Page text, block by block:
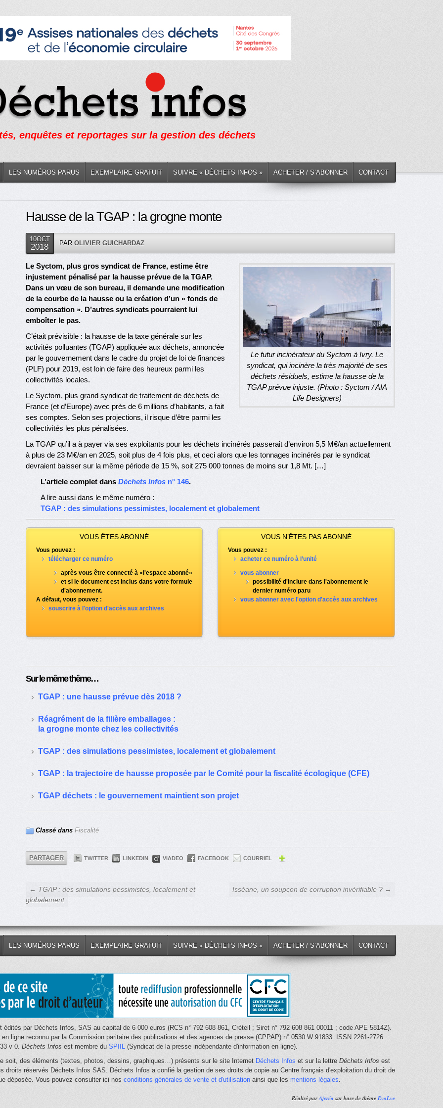
enquêtes et reportages sur la gestion des déchets
LES NUMÉROS PARUS EXEMPLAIRE GRATUIT SUIVRE « DÉCHETS INFOS » ACHETER / S’ABONNER CONTACT
Hausse de la TGAP : la grogne monte
10OCT
2018 PAR OLIVIER GUICHARDAZ
Le futur incinérateur du Syctom à Ivry. Le
syndicat, qui incinère la très majorité de ses
déchets résiduels, estime la hausse de la
TGAP prévue injuste. (Photo : Syctom / AIA
Life Designers)
Le Syctom, plus gros syndicat de France, estime être
injustement pénalisé par la hausse prévue de la TGAP.
Dans un vœu de son bureau, il demande une modification
de la courbe de la hausse ou la création d’un « fonds de
compensation ». D’autres syndicats pourraient lui
emboîter le pas.
C’était prévisible : la hausse de la taxe générale sur les
activités polluantes (TGAP) appliquée aux déchets, annoncée
par le gouvernement dans le cadre du projet de loi de finances
(PLF) pour 2019, est loin de faire des heureux parmi les
collectivités locales.
Le Syctom, plus grand syndicat de traitement de déchets de
France (et d’Europe) avec près de 6 millions d’habitants, a fait
ses comptes. Selon ses projections, il risque d’être parmi les
collectivités les plus pénalisées.
La TGAP qu’il a à payer via ses exploitants pour les déchets incinérés passerait d’environ 5,5 M€/an actuellement
à plus de 23 M€/an en 2025, soit plus de 4 fois plus, et ceci alors que les tonnages incinérés par le syndicat
devraient baisser sur la même période de 15 %, soit 275 000 tonnes de moins sur 1,8 Mt. […]
L’article complet dans Déchets Infosn° 146.
A lire aussi dans le même numéro :
TGAP : des simulations pessimistes, localement et globalement
VOUS ÊTES ABONNÉ
Vous pouvez :
télécharger ce numéro
après vous être connecté à «l'espace abonné»
et si le document est inclus dans votre formule
d'abonnement.
A défaut, vous pouvez :
souscrire à l'option d'accès aux archives
VOUS N’ÊTES PAS ABONNÉ
Vous pouvez :
acheter ce numéro à l’unité
vous abonner
possibilité d'inclure dans l'abonnement le
dernier numéro paru
vous abonner avec l'option d'accès aux archives
Sur le même thême…
TGAP : une hausse prévue dès 2018 ?
Réagrément de la filière emballages :
la grogne monte chez les collectivités
TGAP : des simulations pessimistes, localement et globalement
TGAP : la trajectoire de hausse proposée par le Comité pour la fiscalité écologique (CFE)
TGAP déchets : le gouvernement maintient son projet
Classé dans Fiscalité
PARTAGER TWITTER LINKEDIN VIADEO FACEBOOK COURRIEL
← TGAP : des simulations pessimistes, localement et
globalement
Isséane, un soupçon de corruption invérifiable ? →
LES NUMÉROS PARUS EXEMPLAIRE GRATUIT SUIVRE « DÉCHETS INFOS » ACHETER / S’ABONNER CONTACT
édités par Déchets Infos, SAS au capital de 6 000 euros (RCS n° 792 608 861, Créteil ; Siret n° 792 608 861 00011 ; code APE 5814Z).
en ligne reconnu par la Commission paritaire des publications et des agences de presse (CPPAP) n° 0530 W 91833. ISSN 2261-2726.
v 0. Déchets Infos est membre du SPIIL (Syndicat de la presse indépendante d'information en ligne).
soit, des éléments (textes, photos, dessins, graphiques…) présents sur le site Internet Déchets Infos et sur la lettre Déchets Infos est
droits réservés Déchets Infos SAS. Déchets Infos a confié la gestion de ses droits de copie au Centre français d'exploitation du droit de
déposée. Vous pouvez consulter ici nos conditions générales de vente et d'utilisation ainsi que les mentions légales
Réalisé parAjcréasur base de thèmeEvoLve